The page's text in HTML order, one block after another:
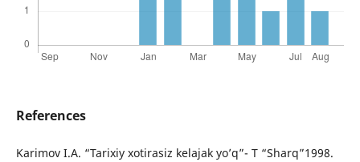
References
Karimov I.A. “Tarixiy xotirasiz kelajak yo’q”- T “Sharq”1998.